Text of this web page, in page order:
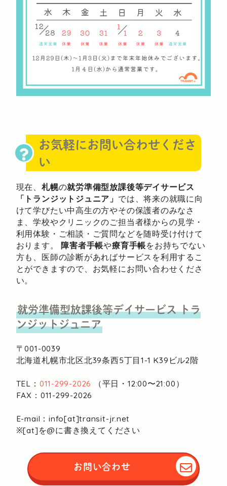
お気軽にお問い合わせくださ
い
現在、 札幌の就労準備型放課後等デイサービス
「トランジットジュニア」 では、将来の就職に向
けて学びたい中高生の方やその保護者のみなさ
ま、学校やクリニックのご担当者様からの見学・
利用体験・ご相談・ご質問などを随時受け付けて
おります。 障害者手帳や療育手帳をお持ちでない
方も、医師の診断があればサービスを利用するこ
とができますので、お気軽にお問い合わせくださ
い。
就労準備型放課後等デイサービストラ
ンジットジュニア
〒001-0039
北海道札幌市北区北39条西5丁目1-1 K39ビル2階
TEL： 011-299-2026
（平日・12:00〜21:00）
FAX：011-299-2026
E-mail：info[at]transit-jr.net
※[at]を@に書き換えてください
お問い合わせ